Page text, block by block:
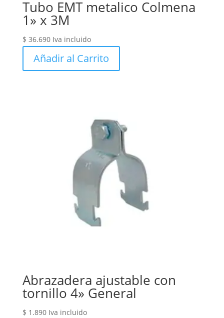
Tubo EMT metalico Colmena
1» x 3M
$ 36.690 Iva incluido
Añadir al Carrito
Abrazadera ajustable con
tornillo 4» General
$ 1.890 Iva incluido